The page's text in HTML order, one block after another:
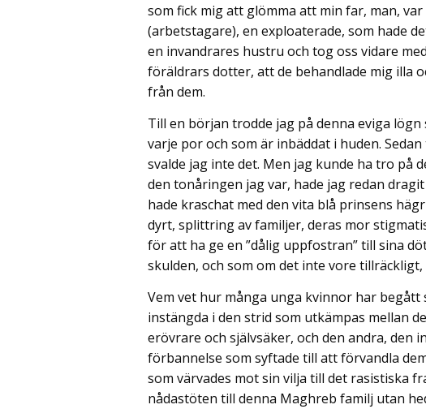
som fick mig att glömma att min far, man,
(arbetstagare), en exploaterade, som hade
en invandrares hustru och tog oss vidare
föräldrars dotter, att de behandlade mig illa
från dem.
Till en början trodde jag på denna eviga
varje por och som är inbäddat i huden.
svalde jag inte det. Men jag kunde ha tro på
den tonåringen jag var, hade jag redan
hade kraschat med den vita blå prinsens
dyrt, splittring av familjer, deras mor
för att ha ge en ”dålig uppfostran” till sina
skulden, och som om det inte vore
Vem vet hur många unga kvinnor har begått
instängda i den strid som utkämpas mellan
erövrare och självsäker, och den andra, den
förbannelse som syftade till att förvandla
som värvades mot sin vilja till det rasistiska
nådastöten till denna Maghreb familj utan